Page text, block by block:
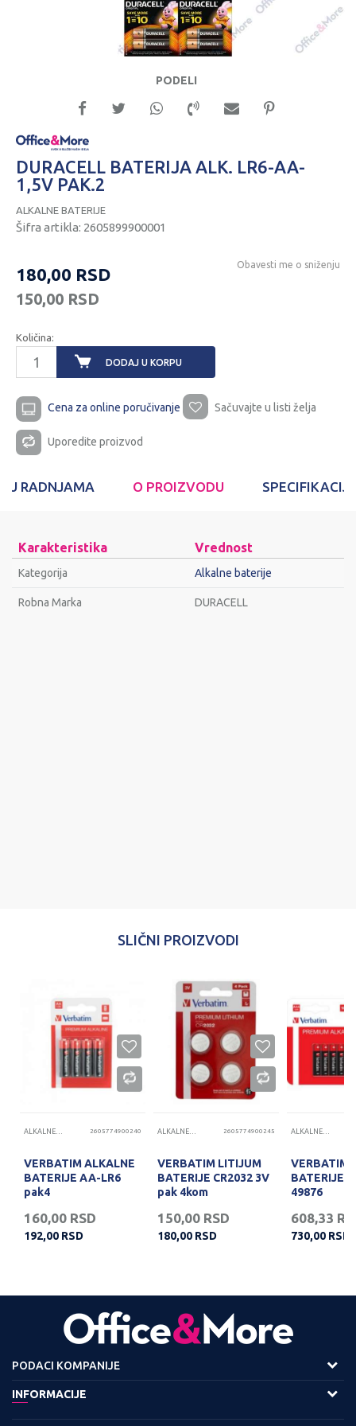
PODELI
DURACELL BATERIJA ALK. LR6-AA-
1,5V PAK.2
ALKALNE BATERIJE
Šifra artikla: 2605899900001
180,00 RSD
150,00 RSD
Obavesti me o sniženju
Količina:
DODAJ U KORPU
Cena za online poručivanje Sačuvajte u listi želja
Uporedite proizvod
U RADNJAMA O PROIZVODU
Karakteristika Vrednost
Kategorija Alkalne baterije
Robna Marka DURACELL
SLIČNI PROIZVODI
2605774900240
VERBATIM ALKALNE
BATERIJE AA-LR6
pak4
160,00 RSD
192,00 RSD
2605774900245
VERBATIM LITIJUM
BATERIJE CR2032 3V
pak 4kom
150,00 RSD
180,00 RSD
VERBATIM
BATERIJE
49876
608,33
730,00 RSD
PODACI KOMPANIJE
Adresa :
INFORMACIJE